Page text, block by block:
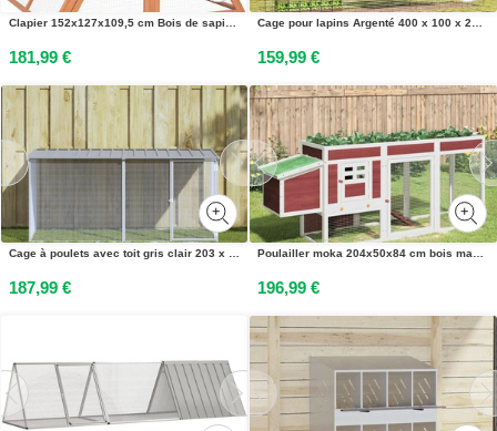
Clapier 152x127x109,5 cm Bois de sapin massif
181,99 €
Cage pour lapins Argenté 400 x 100 x 210 cm Acier galvanisé
159,99 €
Cage à poulets avec toit gris clair 203 x 98 x 90 cm en acier galvanisé
187,99 €
Poulailler moka 204x50x84 cm bois massif de pin
196,99 €